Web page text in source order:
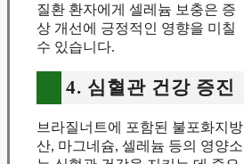
질환 환자에게 셀레늄 보충은 증
상 개선에 긍정적인 영향을 미칠
수 있습니다.
4. 심혈관 건강 증진
브라질너트에 포함된 불포화지방
산, 마그네슘, 셀레늄 등의 영양소